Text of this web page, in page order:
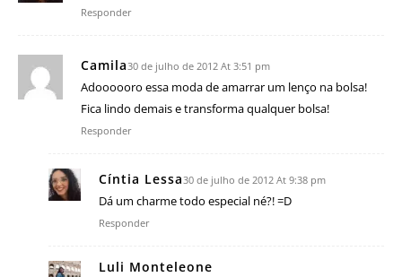
Responder
Camila30 de julho de 2012 At 3:51 pm
Adoooooro essa moda de amarrar um lenço na bolsa!
Fica lindo demais e transforma qualquer bolsa!
Responder
Cíntia Lessa30 de julho de 2012 At 9:38 pm
Dá um charme todo especial né?! =D
Responder
Luli Monteleone